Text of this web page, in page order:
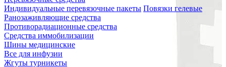
Индивидуальные перевязочные пакеты Повязки гелевые
Ранозаживляющие средства
Противорадиационные средства
Средства иммобилизации
Шины медицинские
Все для инфузии
Жгуты турникеты